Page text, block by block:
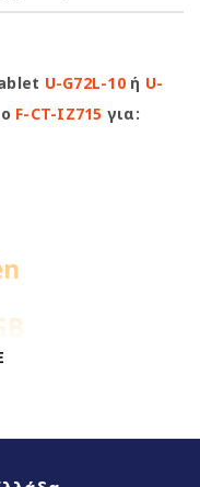
U-G72L-10ή U-
F-CT-IZ715 για:
Slot